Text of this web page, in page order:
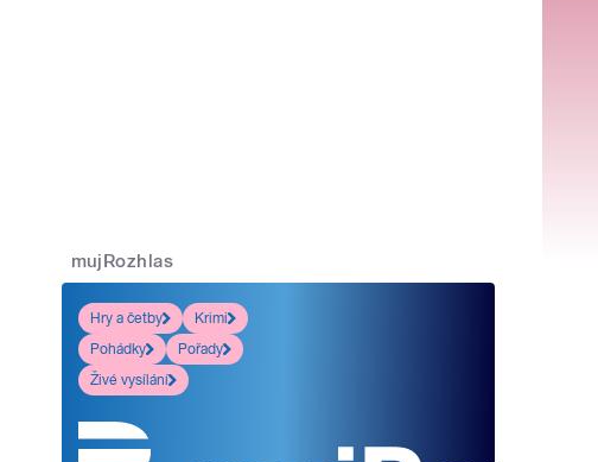
mujRozhlas
Hry a četby
Krimi
Pohádky
Pořady
Živé vysílání